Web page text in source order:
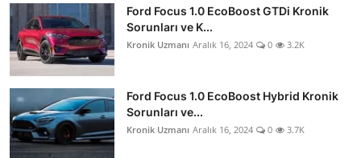
Ford Focus 1.0 EcoBoost GTDi Kronik
Sorunları ve K...
Kronik Uzmanı Aralık 16, 2024 0 3.2K
Ford Focus 1.0 EcoBoost Hybrid Kronik
Sorunları ve...
Kronik Uzmanı Aralık 16, 2024 0 3.7K